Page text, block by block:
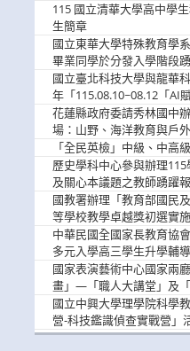
115 國立清華大學高中學
生簡章
國立東華大學特殊教育學
畢業同學於分發入學階段
國立臺北科技大學與龍華
年「115.08.10~08.12「AI
歡迎學生踴躍報名參加
花蓮縣政府委請秀林國中
場：山野、海洋教育與戶
參加
「全民英檢」中級、中高
歷史學科中心參與辦理
及關心本議題之教師踴躍
國教署辦理「教育部國民
等學校教學卓越獎初選實
中華民國全國家長教育協
多元入學高三學生升學輔
國家表演藝術中心國家兩
畫」—「職人大講堂」及
參與。
國立中興大學理學院科學
營-科技鑑識偵查實戰營」
加。